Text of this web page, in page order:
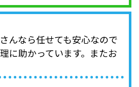
んなら任せても安心なので
に助かっています。またお